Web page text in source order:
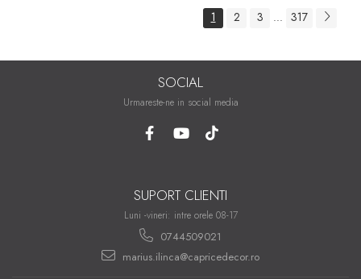
1 2 3 ... 317
SOCIAL
Urmareste-ne in social media
SUPORT CLIENTI
Luni -vineri: intre orele 08-17
0744509021
marius.ilinca@capricedecor.ro